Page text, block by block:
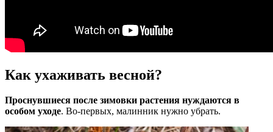
Как ухаживать весной?
Проснувшиеся после зимовки растения нуждаются в
особом уходе. Во-первых, малинник нужно убрать.